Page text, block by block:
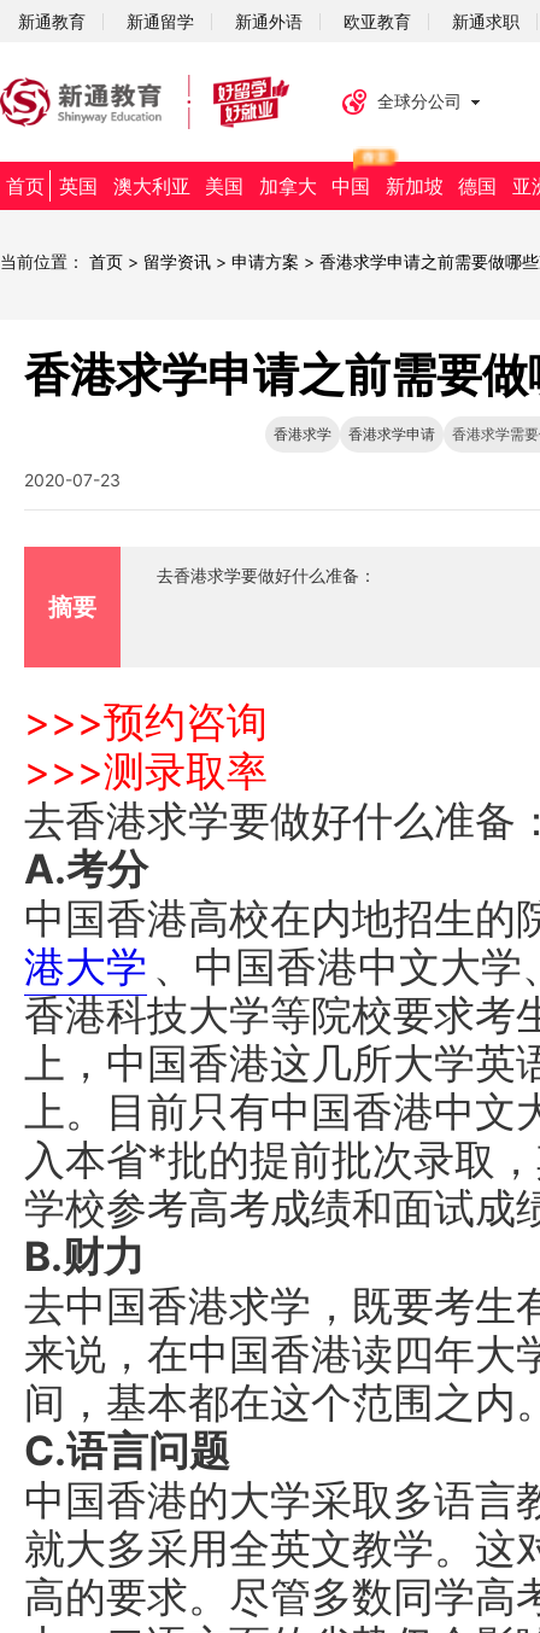
新通教育 新通留学 新通外语 欧亚教育 新通求职
全球分公司
首页 英国 澳大利亚 美国 加拿大 中国 新加坡 德国 亚
当前位置： 首页 > 留学资讯 > 申请方案 > 香港求学申请之前需要做哪
香港求学申请之前需要
香港求学 香港求学申请 香港求学需
2020-07-23
摘要
去香港求学要做好什么准备：
>>>预约咨询
>>>测录取率
去香港求学要做好什么准备
A.考分
中国香港高校在内地招生的
港大学 、中国香港中文大
香港科技大学等院校要求考
上，中国香港这几所大学英
上。目前只有中国香港中文
入本省*批的提前批次录取
学校参考高考成绩和面试成
B.财力
去中国香港求学，既要考生
来说，在中国香港读四年
间，基本都在这个范围之内
C.语言问题
中国香港的大学采取多语言
就大多采用全英文教学。这
高的要求。尽管多数同学高